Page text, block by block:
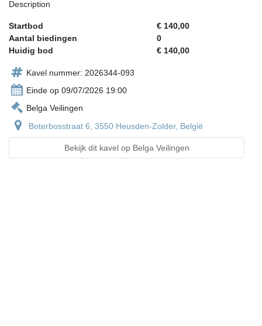
Description
Startbod
€ 140,00
Aantal biedingen
0
Huidig bod
€ 140,00
Kavel nummer: 2026344-093
Einde op 09/07/2026 19:00
Belga Veilingen
Boterbosstraat 6, 3550 Heusden-Zolder, België
Bekijk dit kavel op Belga Veilingen